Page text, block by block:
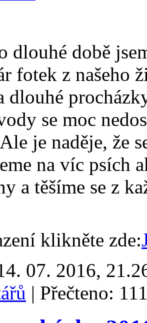
dlouhé době
fotek z našeho
dlouhé
se moc
je naděje, že
na víc psích
a těšíme se z
klikněte zde:
07. 2016,
| Přečteno: